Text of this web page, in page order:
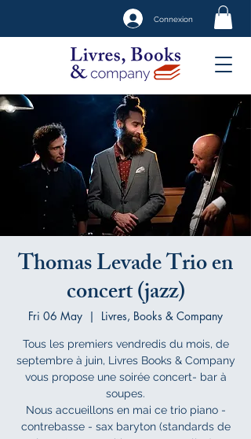
Connexion
Thomas Levade Trio en
concert (jazz)
Fri 06 May
  |
Livres, Books & Company
Tous les premiers vendredis du mois, de
septembre à juin, Livres Books & Company
vous propose une soirée concert- bar à
soupes.
Nous accueillons en mai ce trio piano -
contrebasse - sax baryton (standards de